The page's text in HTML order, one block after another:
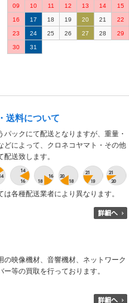
09 10 11 12 13 14 15
16 17 18 19 20 21 22
23 24 25 26 27 28 29
30 31
送料について
パックにて配送となりますが、重量・
どによって、クロネコヤマト・その他
配送致します。
は各種配送業者により異なります。
の映像機材、音響機材、ネットワーク
ー等の買取を行っております。